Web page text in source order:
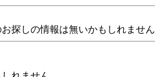
探しの情報は無いかもしれません